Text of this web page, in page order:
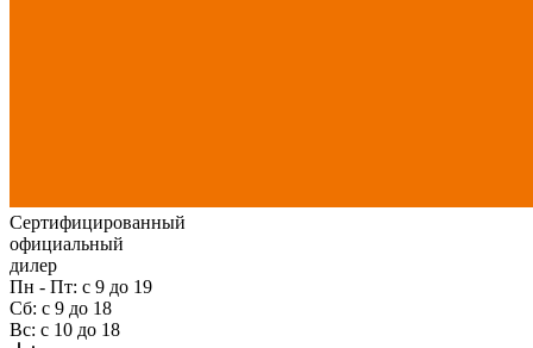
Сертифицированный
официальный
дилер
Пн - Пт: с 9 до 19
Сб: с 9 до 18
Вс: с 10 до 18